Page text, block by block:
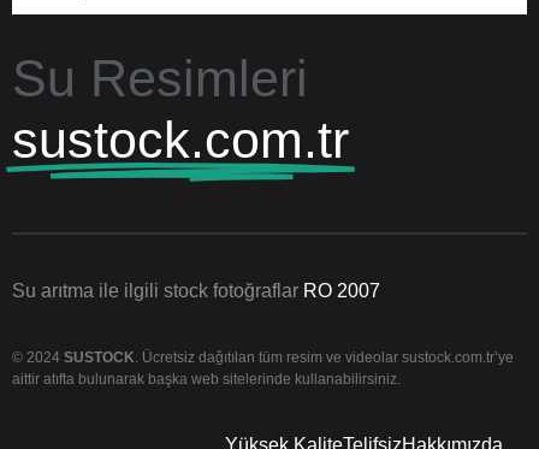
Su Resimleri
sustock.com.tr
Su arıtma ile ilgili stock fotoğraflar RO 2007
© 2024 SUSTOCK. Ücretsiz dağıtılan tüm resim ve videolar sustock.com.tr’ye
aittir atıfta bulunarak başka web sitelerinde kullanabilirsiniz.